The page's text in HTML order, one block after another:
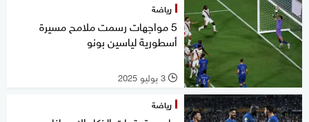
رياضة
5 مواجهات رسمت ملامح مسيرة
أسطورية لياسين بونو
l 3 يوليو 2025
رياضة